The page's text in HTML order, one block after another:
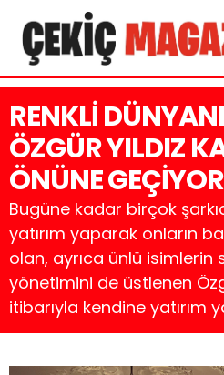
RENKLİ
ÖZGÜR YILDIZ
ÖNÜNE GEÇİYOR
Bugüne kadar birçok
yatırım yaparak onların
olan, ayrıca ünlü isimlerin
yönetimini de üstlenen
itibarıyla kendine yatırım